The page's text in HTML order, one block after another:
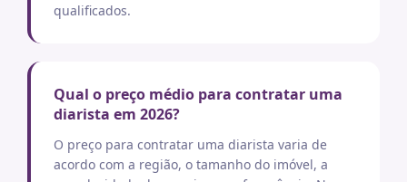
qualificados.
Qual o preço médio para contratar uma
diarista em 2026?
O preço para contratar uma diarista varia de
acordo com a região, o tamanho do imóvel, a